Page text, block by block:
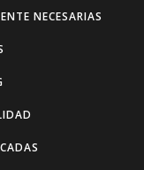
Mutua
y seguridad
NECESARIAS